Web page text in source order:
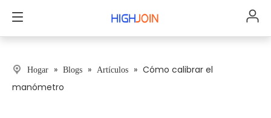
Hogar » Blogs » Artículos » Cómo calibrar el
manómetro